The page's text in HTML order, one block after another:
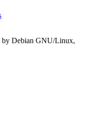
by Debian GNU/Linux,